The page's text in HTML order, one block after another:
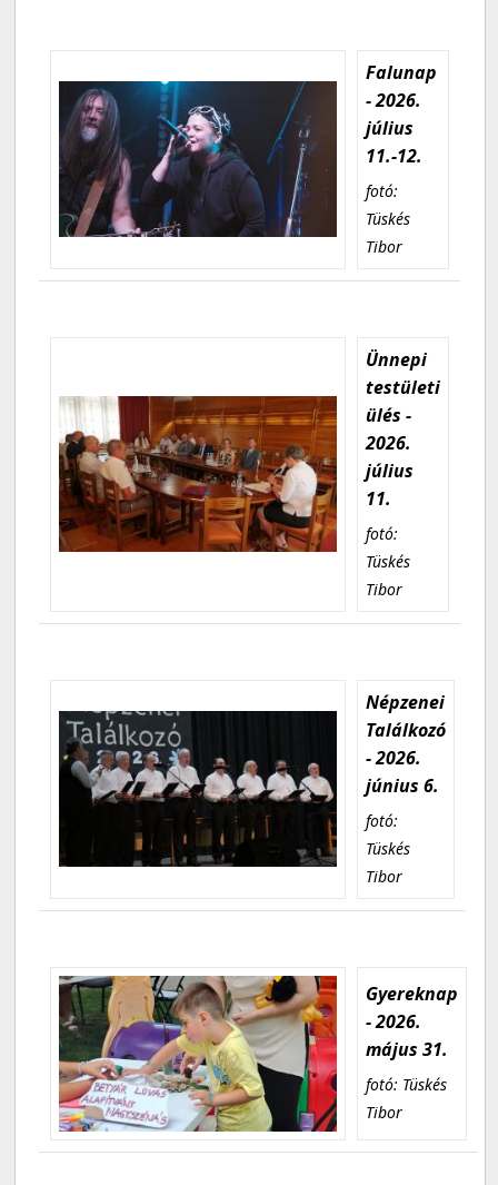
Falunap
- 2026.
július
11.-12.
fotó:
Tüskés
Tibor
Ünnepi
testületi
ülés -
2026.
július
11.
fotó:
Tüskés
Tibor
Népzenei
Találkozó
- 2026.
június 6.
fotó:
Tüskés
Tibor
Gyereknap
- 2026.
május 31.
fotó: Tüskés
Tibor